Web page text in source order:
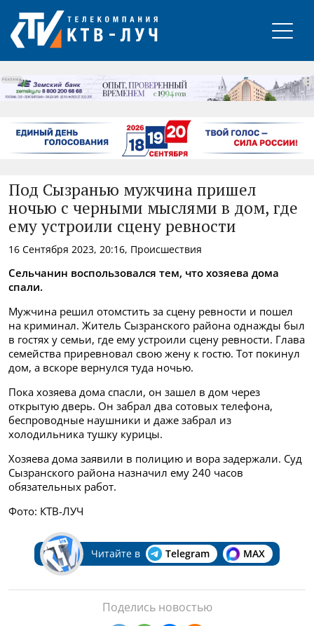
РЕКЛАМА
Под Сызранью мужчина пришел
ночью с черными мыслями в дом, где
ему устроили сцену ревности
16 Сентября 2023, 20:16, Происшествия
Сельчанин воспользовался тем, что хозяева дома
спали.
Мужчина решил отомстить за сцену ревности и пошел
на криминал. Житель Сызранского района однажды был
в гостях у семьи, где ему устроили сцену ревности. Глава
семейства приревновал свою жену к гостю. Тот покинул
дом, а вскоре вернулся туда ночью.
Пока хозяева дома спасли, он зашел в дом через
открытую дверь. Он забрал два сотовых телефона,
беспроводные наушники и даже забрал из
холодильника тушку курицы.
Хозяева дома заявили в полицию и вора задержали. Суд
Сызранского района назначил ему 240 часов
обязательных работ.
Фото: КТВ-ЛУЧ
Читайте в Telegram MAX
Поделись новостью